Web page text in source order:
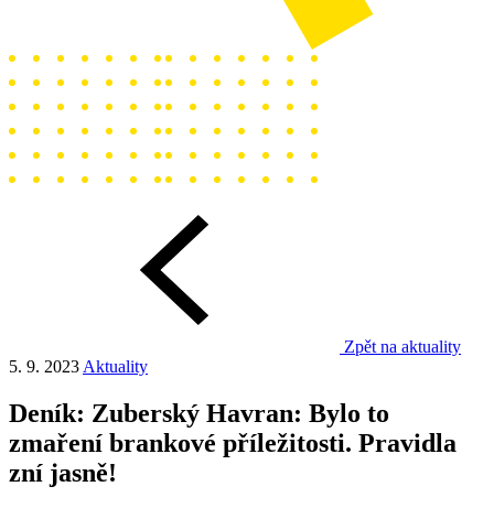
Zpět na aktuality
5. 9. 2023 Aktuality
Deník: Zuberský Havran: Bylo to
zmaření brankové příležitosti. Pravidla
zní jasně!